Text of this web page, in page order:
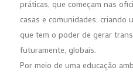
práticas, que começam nas
casas e comunidades, criando
que tem o poder de gerar
futuramente, globais.
Por meio de uma educação